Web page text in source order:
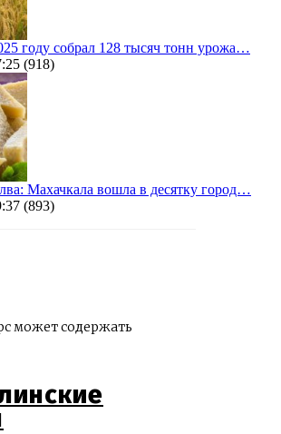
году собрал 128 тысяч тонн урожа…
(918)
Махачкала вошла в десятку город…
(893)
может содержать